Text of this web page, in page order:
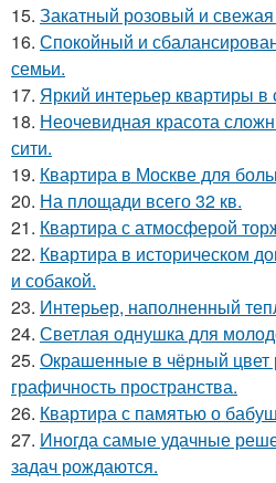
15. Закатный розовый и свежая
16. Спокойный и
семьи.
17. Яркий интерьер квартиры в
18. Неочевидная красота
сити.
19. Квартира в Москве для
20. На площади всего 32 кв.
21. Квартира с атмосферой
22. Квартира в историческом
и собакой.
23. Интерьер, наполненный
24. Светлая однушка для
25. Окрашенные в чёрный
графичность пространства.
26. Квартира с памятью о
27. Иногда самые удачные
задач рождаются.